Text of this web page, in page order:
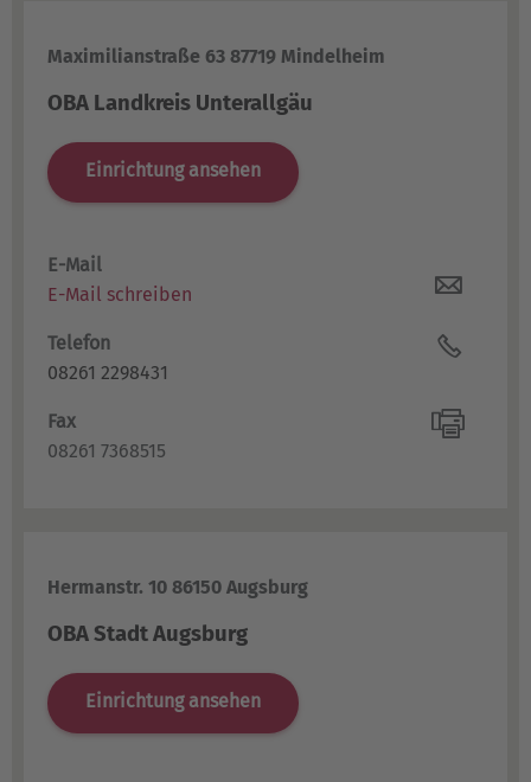
Maximilianstraße 63 87719 Mindelheim
OBA Landkreis Unterallgäu
Einrichtung ansehen
E-Mail
E-Mail schreiben
Telefon
08261 2298431
Fax
08261 7368515
Hermanstr. 10 86150 Augsburg
OBA Stadt Augsburg
Einrichtung ansehen